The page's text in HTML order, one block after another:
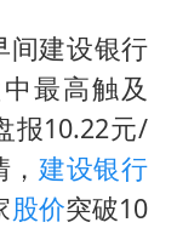
考
云南一地村民过火把节意外灼伤16人
店主称换“青海拉面”招牌后生意更好
上半年国内居民出游人次34.63亿
间建设银行
最高触及
报10.22元/
，建设银行
股价突破10